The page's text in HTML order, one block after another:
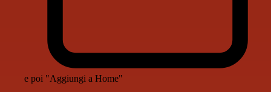
e poi "Aggiungi a Home"